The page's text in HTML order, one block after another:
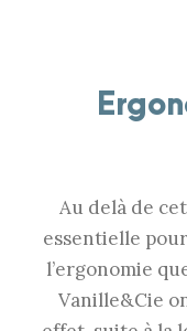
Au delà de
essentielle
l’ergonomie
Vanille&Cie